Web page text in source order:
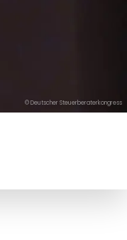
© Deutscher Steuerberaterkongress